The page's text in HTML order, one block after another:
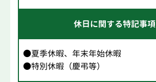
休日に関する特記事項
●夏季休暇、年末年始休暇
●特別休暇（慶弔等）